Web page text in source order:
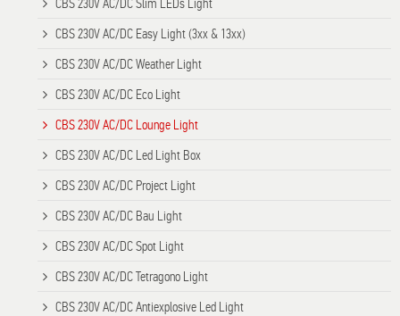
CBS 230V AC/DC Slim LEDs Light
CBS 230V AC/DC Easy Light (3xx & 13xx)
CBS 230V AC/DC Weather Light
CBS 230V AC/DC Eco Light
CBS 230V AC/DC Lounge Light
CBS 230V AC/DC Led Light Box
CBS 230V AC/DC Project Light
CBS 230V AC/DC Bau Light
CBS 230V AC/DC Spot Light
CBS 230V AC/DC Tetragono Light
CBS 230V AC/DC Antiexplosive Led Light